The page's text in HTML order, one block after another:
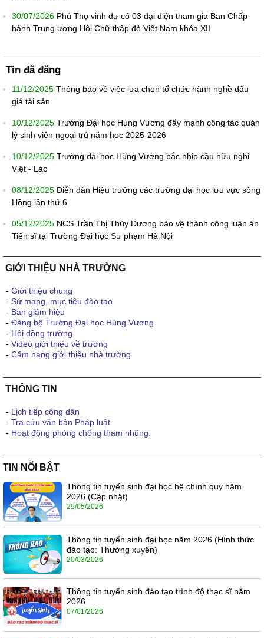
30/07/2026 Phú Thọ vinh dự có 03 đại diện tham gia Ban Chấp
hành Trung ương Hội Chữ thập đỏ Việt Nam khóa XII
Tin đã đăng
11/12/2025 Thông báo về việc lựa chọn tổ chức hành nghề đấu
giá tài sản
10/12/2025 Trường Đại học Hùng Vương đẩy mạnh công tác quản
lý sinh viên ngoại trú năm học 2025-2026
10/12/2025 Trường đại học Hùng Vương bắc nhịp cầu hữu nghị
Việt - Lào
08/12/2025 Diễn đàn Hiệu trưởng các trường đại học lưu vực sông
Hồng lần thứ 6
05/12/2025 NCS Trần Thị Thùy Dương bảo vệ thành công luận án
Tiến sĩ tại Trường Đại học Sư phạm Hà Nội
GIỚI THIỆU NHÀ TRƯỜNG
- Giới thiệu chung
- Sứ mạng, mục tiêu đào tạo
- Ban giám hiệu
- Đảng bộ Trường Đại học Hùng Vương
- Hội đồng trường
- Video giới thiệu về trường
- Cẩm nang giới thiệu nhà trường
THÔNG TIN
- Lịch tiếp công dân
- Tra cứu văn bản Pháp luật
- Hoạt động phòng chống tham nhũng.
TIN NỔI BẬT
Thông tin tuyển sinh đại học hệ chính quy năm
2026 (Cập nhật)
29/05/2026
Thông tin tuyển sinh đại học năm 2026 (Hình thức
đào tạo: Thường xuyên)
20/03/2026
Thông tin tuyển sinh đào tạo trình độ thạc sĩ năm
2026
07/01/2026